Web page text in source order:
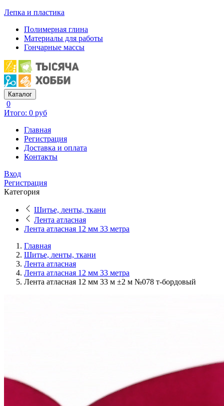
Лепка и пластика
Полимерная глина
Материалы для работы
Гончарные массы
Каталог
0
Итого: 0 руб
Главная
Регистрация
Доставка и оплата
Контакты
Вход
Регистрация
Категория
Шитье, ленты, ткани
Лента атласная
Лента атласная 12 мм 33 метра
Главная
Шитье, ленты, ткани
Лента атласная
Лента атласная 12 мм 33 метра
Лента атласная 12 мм 33 м ±2 м №078 т-бордовый